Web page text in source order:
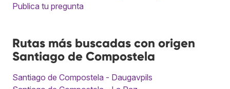
Publica tu pregunta
Rutas más buscadas con origen
Santiago de Compostela
Santiago de Compostela - Daugavpils